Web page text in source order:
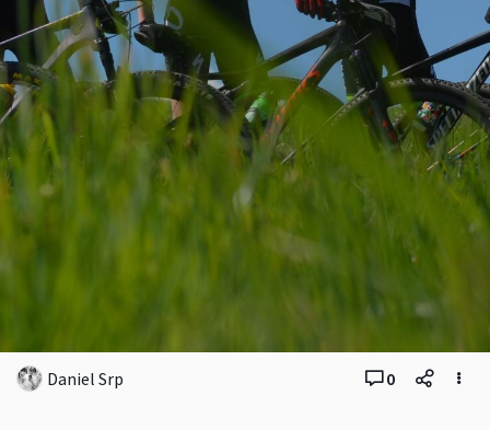
Daniel Srp 0